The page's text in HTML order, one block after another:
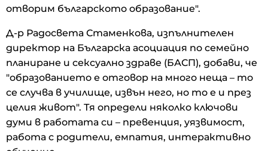
отворим българското образование".
Д-р Радосвета Стаменкова, изпълнителен
директор на Българска асоциация по семейно
планиране и сексуално здраве (БАСП), добави, че
"образованието е отговор на много неща – то
се случва в училище, извън него, но то е и през
целия живот". Тя определи няколко ключови
думи в работата си – превенция, уязвимост,
работа с родители, емпатия, интерактивно